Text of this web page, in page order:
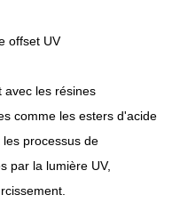
avec les résines
comme les esters d'acide
processus de
par la lumière UV,